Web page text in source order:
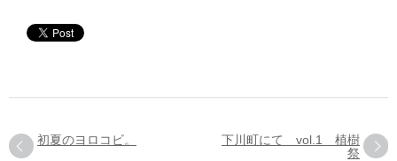
初夏のヨロコビ。
下川町にて vol.1 植樹
祭